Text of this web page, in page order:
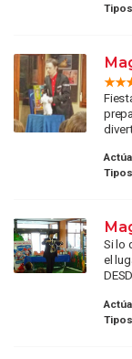
Si lo
el